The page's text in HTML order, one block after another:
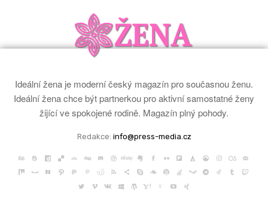
Ideální žena je moderní český magazín pro současnou ženu.
Ideální žena chce být partnerkou pro aktivní samostatné ženy
žijící ve spokojené rodině. Magazín plný pohody.
Redakce: info@press-media.cz